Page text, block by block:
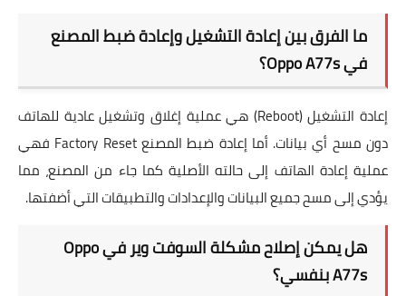
ما الفرق بين إعادة التشغيل وإعادة ضبط المصنع
في Oppo A77s؟
إعادة التشغيل (Reboot) هي عملية إغلاق وتشغيل عادية للهاتف
دون مسح أي بيانات. أما إعادة ضبط المصنع Factory Reset
فهي
عملية إعادة الهاتف إلى حالته الأصلية كما جاء من المصنع، مما
يؤدي إلى مسح جميع البيانات والإعدادات والتطبيقات التي أضفتها.
هل يمكن إصلاح مشكلة السوفت وير في Oppo
A77s بنفسي؟